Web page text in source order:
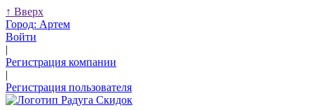
↑ Вверх
Город: Артем
Войти
|
Регистрация компании
|
Регистрация пользователя